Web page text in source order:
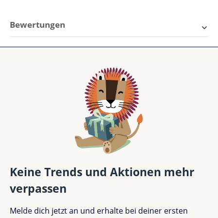
Bewertungen
Durchschnittliche Bewertung von 5 von 5 Sternen
Akzeptierbar (0)
Keine Trends und Aktionen mehr
verpassen
Melde dich jetzt an und erhalte bei deiner ersten